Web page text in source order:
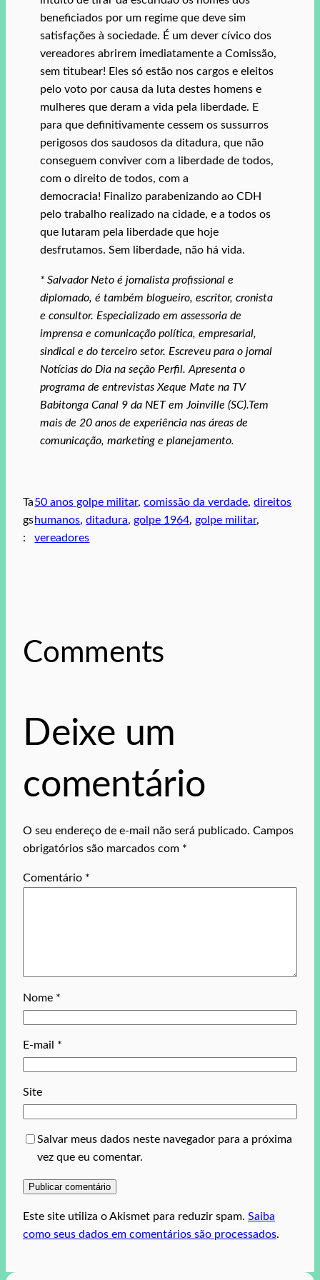
beneficiados por um regime que deve sim
satisfações à sociedade. É um dever cívico dos
vereadores abrirem imediatamente a Comissão,
sem titubear! Eles só estão nos cargos e eleitos
pelo voto por causa da luta destes homens e
mulheres que deram a vida pela liberdade. E
para que definitivamente cessem os sussurros
perigosos dos saudosos da ditadura, que não
conseguem conviver com a liberdade de todos,
com o direito de todos, com a
democracia! Finalizo parabenizando ao CDH
pelo trabalho realizado na cidade, e a todos os
que lutaram pela liberdade que hoje
desfrutamos. Sem liberdade, não há vida.
* Salvador Neto é jornalista profissional e
diplomado, é também blogueiro, escritor, cronista
e consultor. Especializado em assessoria de
imprensa e comunicação política, empresarial,
sindical e do terceiro setor. Escreveu para o jornal
Notícias do Dia na seção Perfil. Apresenta o
programa de entrevistas Xeque Mate na TV
Babitonga Canal 9 da NET em Joinville (SC).Tem
mais de 20 anos de experiência nas áreas de
comunicação, marketing e planejamento.
Ta
gs
:
50 anos golpe militar, comissão da verdade, direitos
humanos, ditadura, golpe 1964, golpe militar
vereadores
Comments
Deixe um
comentário
O seu endereço de e-mail não será publicado. Campos
obrigatórios são marcados com *
Comentário *
Nome *
E-mail *
Site
Salvar meus dados neste navegador para a próxima
vez que eu comentar.
Este site utiliza o Akismet para reduzir spam. Saiba
como seus dados em comentários são processados.